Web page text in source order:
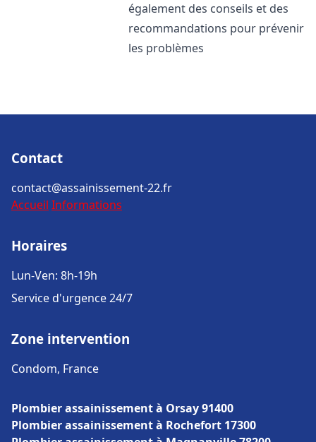
également des conseils et des
recommandations pour prévenir
les problèmes
Contact
contact@assainissement-22.fr
Accueil Informations
Horaires
Lun-Ven: 8h-19h
Service d'urgence 24/7
Zone intervention
Condom, France
Plombier assainissement à Orsay 91400
Plombier assainissement à Rochefort 17300